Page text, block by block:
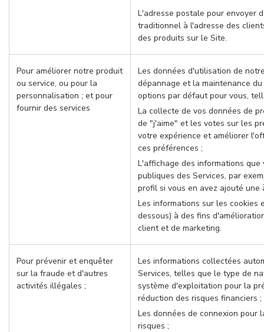
L'adresse postale pour envoyer
traditionnel à l'adresse des
des produits sur le Site.
Pour améliorer notre produit
ou service, ou pour la
personnalisation ; et pour
fournir des services
Les données d'utilisation de
dépannage et la maintenance
options par défaut pour vous,
La collecte de vos données de
de "j'aime" et les votes sur les
votre expérience et améliorer
ces préférences ;
L'affichage des informations
publiques des Services, par
profil si vous en avez ajouté une
Les informations sur les cookies
dessous) à des fins
client et de marketing.
Pour prévenir et enquêter
sur la fraude et d'autres
activités illégales ;
Les informations collectées
Services, telles que le type de
système d'exploitation pour la
réduction des risques financiers ;
Les données de connexion
risques ;